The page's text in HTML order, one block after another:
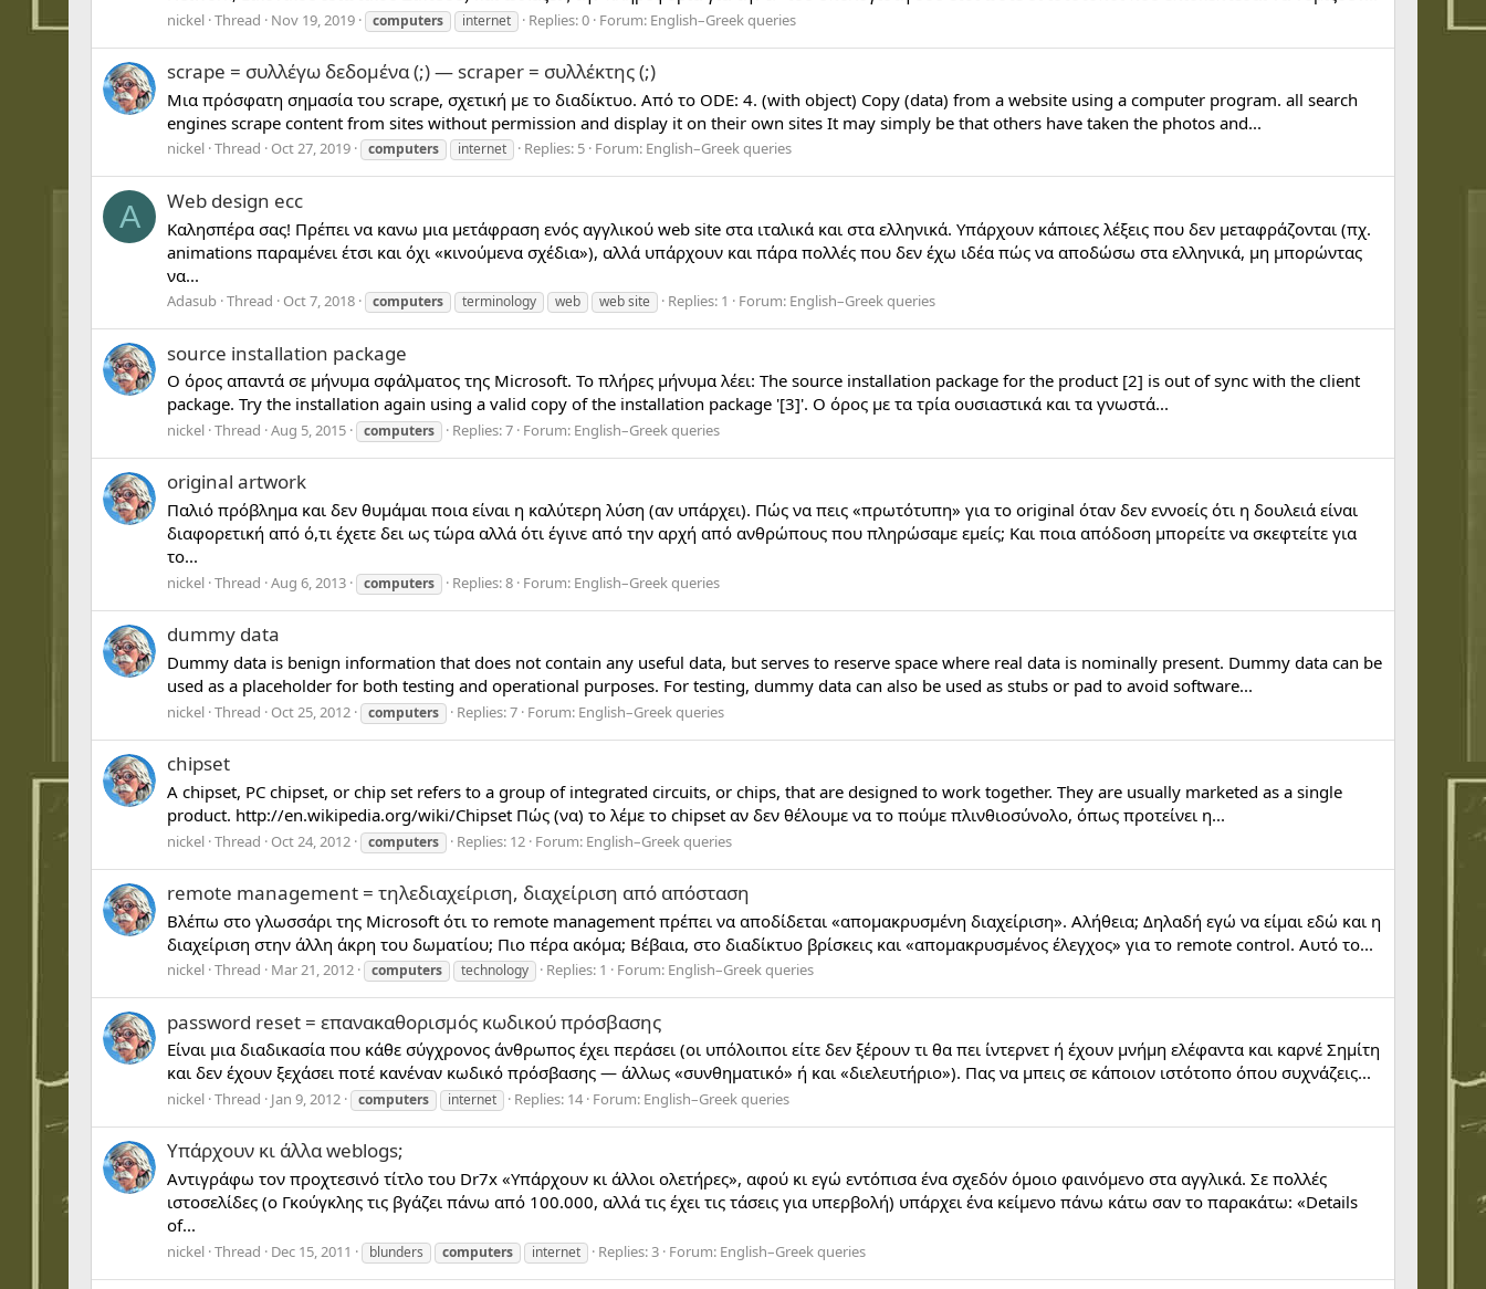
nickel Thread Nov 19, 2019 computers internet Replies: 0 Forum: English–Greek queries
scrape = συλλέγω δεδομένα (;) — scraper = συλλέκτης (;)
Μια πρόσφατη σημασία του scrape, σχετική με το διαδίκτυο. Από το ODE: 4. (with object) Copy (data) from a website using a computer program. all search
engines scrape content from sites without permission and display it on their own sites It may simply be that others have taken the photos and...
nickel Thread Oct 27, 2019 computers internet Replies: 5 Forum: English–Greek queries
A Web design ecc
Καλησπέρα σας! Πρέπει να κανω μια μετάφραση ενός αγγλικού web site στα ιταλικά και στα ελληνικά. Υπάρχουν κάποιες λέξεις που δεν μεταφράζονται (πχ.
animations παραμένει έτσι και όχι «κινούμενα σχέδια»), αλλά υπάρχουν και πάρα πολλές που δεν έχω ιδέα πώς να αποδώσω στα ελληνικά, μη μπορώντας
να...
Adasub Thread Oct 7, 2018 computers terminology web web site Replies: 1 Forum: English–Greek queries
source installation package
Ο όρος απαντά σε μήνυμα σφάλματος της Microsoft. Το πλήρες μήνυμα λέει: The source installation package for the product [2] is out of sync with the client
package. Try the installation again using a valid copy of the installation package '[3]'. Ο όρος με τα τρία ουσιαστικά και τα γνωστά...
nickel Thread Aug 5, 2015 computers Replies: 7 Forum: English–Greek queries
original artwork
Παλιό πρόβλημα και δεν θυμάμαι ποια είναι η καλύτερη λύση (αν υπάρχει). Πώς να πεις «πρωτότυπη» για το original όταν δεν εννοείς ότι η δουλειά είναι
διαφορετική από ό,τι έχετε δει ως τώρα αλλά ότι έγινε από την αρχή από ανθρώπους που πληρώσαμε εμείς; Και ποια απόδοση μπορείτε να σκεφτείτε για
το...
nickel Thread Aug 6, 2013 computers Replies: 8 Forum: English–Greek queries
dummy data
Dummy data is benign information that does not contain any useful data, but serves to reserve space where real data is nominally present. Dummy data can be
used as a placeholder for both testing and operational purposes. For testing, dummy data can also be used as stubs or pad to avoid software...
nickel Thread Oct 25, 2012 computers Replies: 7 Forum: English–Greek queries
chipset
A chipset, PC chipset, or chip set refers to a group of integrated circuits, or chips, that are designed to work together. They are usually marketed as a single
product. http://en.wikipedia.org/wiki/Chipset Πώς (να) το λέμε το chipset αν δεν θέλουμε να το πούμε πλινθιοσύνολο, όπως προτείνει η...
nickel Thread Oct 24, 2012 computers Replies: 12 Forum: English–Greek queries
remote management = τηλεδιαχείριση, διαχείριση από απόσταση
Βλέπω στο γλωσσάρι της Microsoft ότι το remote management πρέπει να αποδίδεται «απομακρυσμένη διαχείριση». Αλήθεια; Δηλαδή εγώ να είμαι εδώ και η
διαχείριση στην άλλη άκρη του δωματίου; Πιο πέρα ακόμα; Βέβαια, στο διαδίκτυο βρίσκεις και «απομακρυσμένος έλεγχος» για το remote control. Αυτό το...
nickel Thread Mar 21, 2012 computers technology Replies: 1 Forum: English–Greek queries
password reset = επανακαθορισμός κωδικού πρόσβασης
Είναι μια διαδικασία που κάθε σύγχρονος άνθρωπος έχει περάσει (οι υπόλοιποι είτε δεν ξέρουν τι θα πει ίντερνετ ή έχουν μνήμη ελέφαντα και καρνέ Σημίτη
και δεν έχουν ξεχάσει ποτέ κανέναν κωδικό πρόσβασης — άλλως «συνθηματικό» ή και «διελευτήριο»). Πας να μπεις σε κάποιον ιστότοπο όπου συχνάζεις...
nickel Thread Jan 9, 2012 computers internet Replies: 14 Forum: English–Greek queries
Υπάρχουν κι άλλα weblogs;
Αντιγράφω τον προχτεσινό τίτλο του Dr7x «Υπάρχουν κι άλλοι ολετήρες», αφού κι εγώ εντόπισα ένα σχεδόν όμοιο φαινόμενο στα αγγλικά. Σε πολλές
ιστοσελίδες (ο Γκούγκλης τις βγάζει πάνω από 100.000, αλλά τις έχει τις τάσεις για υπερβολή) υπάρχει ένα κείμενο πάνω κάτω σαν το παρακάτω: «Details
of...
nickel Thread Dec 15, 2011 blunders computers internet Replies: 3 Forum: English–Greek queries